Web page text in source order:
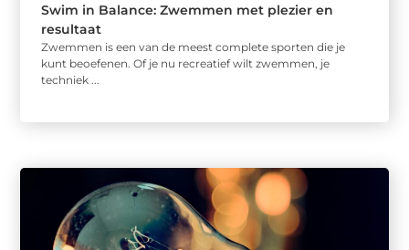
Swim in Balance: Zwemmen met plezier en
resultaat
Zwemmen is een van de meest complete sporten die je
kunt beoefenen. Of je nu recreatief wilt zwemmen, je
techniek ...